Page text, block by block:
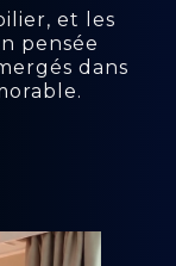
et les
pensée
dans